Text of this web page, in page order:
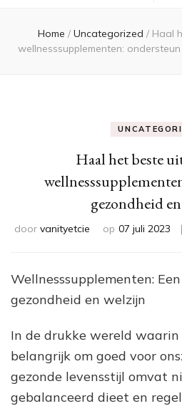
Home / Uncategorized / Haal
wellnesssupplementen:
Haal het beste
gezondheid
door vanityetcie op 07 juli 2023
Wellnesssupplementen:
gezondheid en welzijn
In de drukke wereld waarin
belangrijk om goed voor
gezonde levensstijl omvat
gebalanceerd dieet en